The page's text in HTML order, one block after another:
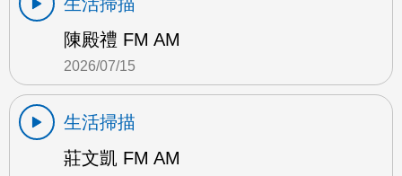
陳殿禮 FM AM
2026/07/15
生活掃描
莊文凱 FM AM